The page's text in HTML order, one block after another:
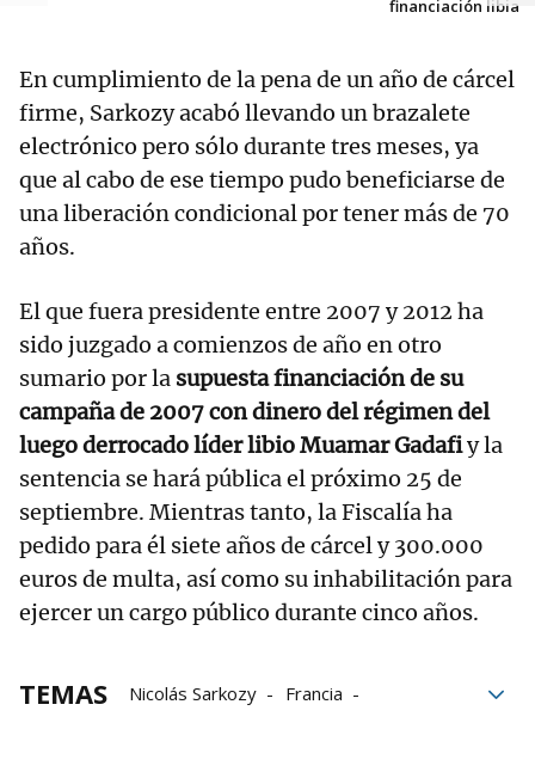
financiación libia
En cumplimiento de la pena de un año de cárcel
firme, Sarkozy acabó llevando un brazalete
electrónico pero sólo durante tres meses, ya
que al cabo de ese tiempo pudo beneficiarse de
una liberación condicional por tener más de 70
años.
El que fuera presidente entre 2007 y 2012 ha
sido juzgado a comienzos de año en otro
sumario por la supuesta financiación de su
campaña de 2007 con dinero del régimen del
luego derrocado líder libio Muamar Gadafiy la
sentencia se hará pública el próximo 25 de
septiembre. Mientras tanto, la Fiscalía ha
pedido para él siete años de cárcel y 300.000
euros de multa, así como su inhabilitación para
ejercer un cargo público durante cinco años.
TEMAS Nicolás Sarkozy
Francia